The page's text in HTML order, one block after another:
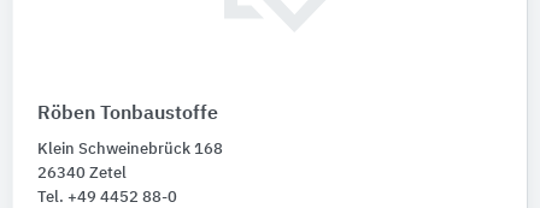
Röben Tonbaustoffe
Klein Schweinebrück 168
26340 Zetel
Tel. +49 4452 88-0